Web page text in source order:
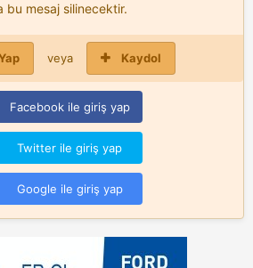
bu mesaj silinecektir.
veya Kaydol
Facebook ile giriş yap
Twitter ile giriş yap
Google ile giriş yap